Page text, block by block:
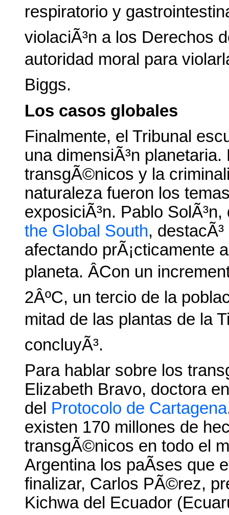
respiratorio y
violaciÃ³n a los Derechos
autoridad moral para
Biggs.
Los casos globales
Finalmente, el Tribunal
una dimensiÃ³n
transgÃ©nicos y la
naturaleza fueron los
exposiciÃ³n. Pablo
the Global South,
afectando prÃ¡cticamente
planeta. ÂCon un
2ÂºC, un tercio de la
mitad de las plantas de la
concluyÃ³.
Para hablar sobre los
Elizabeth Bravo, doctora
del Protocolo de Cartagena
existen 170 millones de
transgÃ©nicos en todo el
Argentina los paÃ­ses que
finalizar, Carlos PÃ©rez,
Kichwa del Ecuador